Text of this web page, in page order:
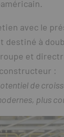
avec le
destiné à
et
:
de
plus